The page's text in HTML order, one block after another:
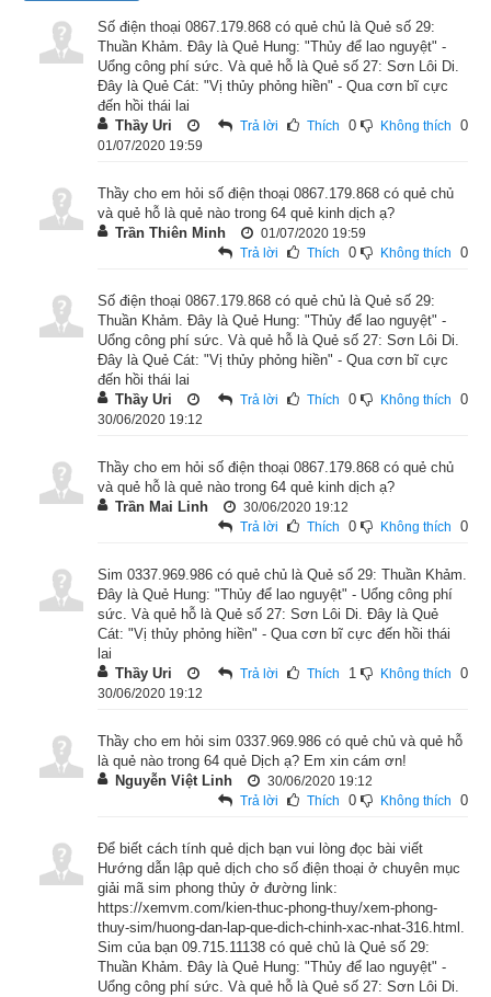
2. Quẻ Thuần Khảm tốt hay xấu?
Giải nghĩa quẻ Thuần Khảm
Khảm hay Nước (水 ). Thượng quái (Ngoại quái) là: ☵ (坎
kan3) Khảm hay Nước (水 ) nên là quẻ “tỷ hòa”. Một hào
dương ở giữa hai hào âm là “hãm”. Dương thực, âm hư; trên
Do đó Khảm là nước, là hãm, là hiểm trở, là mắc kẹt, là gian
nan. Thuần Khảm là hai lần mắc nạn. Nước đều tiến đến là
quẻ Thuần Khảm. Người quân tử theo đó mà giữ đức hạnh,
luyện tập giáo huấn. Dòng nước chảy liên tục không ngừng
nghỉ, vì thế xói mòn được núi non, được vàng đá. Vậy nếu
người không ngừng, thì con đường tiến hóa làm gì có hạn
định. Để xem chi tiết luận giải Tượng quẻ, thoán từ, thoán
truyện quẻ Thuần Khảm mời độc giả xem bài viết “Bật mí ý
Số điện thoại 0867.179.868 có quẻ chủ là Quẻ số 29:
Thuần Khảm. Đây là Quẻ Hung: "Thủy để lao nguyệt" -
Uổng công phí sức. Và quẻ hỗ là Quẻ số 27: Sơn Lôi Di.
Đây là Quẻ Cát: "Vị thủy phỏng hiền" - Qua cơn bĩ cực
đến hồi thái lai
Thầy Uri
Trả lời Thích 0 Không thích 0
01/07/2020 19:59
Thầy cho em hỏi số điện thoại 0867.179.868 có quẻ chủ
và quẻ hỗ là quẻ nào trong 64 quẻ kinh dịch ạ?
Trần Thiên Minh
Trả lời Thích 0 Không thích 0
01/07/2020 19:59
Số điện thoại 0867.179.868 có quẻ chủ là Quẻ số 29:
Thuần Khảm. Đây là Quẻ Hung: "Thủy để lao nguyệt" -
Uổng công phí sức. Và quẻ hỗ là Quẻ số 27: Sơn Lôi Di.
Đây là Quẻ Cát: "Vị thủy phỏng hiền" - Qua cơn bĩ cực
đến hồi thái lai
Thầy Uri
Trả lời Thích 0 Không thích 0
30/06/2020 19:12
Thầy cho em hỏi số điện thoại 0867.179.868 có quẻ chủ
và quẻ hỗ là quẻ nào trong 64 quẻ kinh dịch ạ?
Trần Mai Linh
Trả lời Thích 0 Không thích 0
30/06/2020 19:12
Sim 0337.969.986 có quẻ chủ là Quẻ số 29: Thuần Khảm.
Đây là Quẻ Hung: "Thủy để lao nguyệt" - Uổng công phí
sức. Và quẻ hỗ là Quẻ số 27: Sơn Lôi Di. Đây là Quẻ
Cát: "Vị thủy phỏng hiền" - Qua cơn bĩ cực đến hồi thái
lai
Thầy Uri
Trả lời Thích 1 Không thích 0
30/06/2020 19:12
Thầy cho em hỏi sim 0337.969.986 có quẻ chủ và quẻ hỗ
là quẻ nào trong 64 quẻ Dịch ạ? Em xin cám ơn!
Nguyễn Việt Linh
Trả lời Thích 0 Không thích 0
30/06/2020 19:12
Để biết cách tính quẻ dịch bạn vui lòng đọc bài viết
Hướng dẫn lập quẻ dịch cho số điện thoại ở chuyên mục
giải mã sim phong thủy ở đường link:
https://xemvm.com/kien-thuc-phong-thuy/xem-phong-
thuy-sim/huong-dan-lap-que-dich-chinh-xac-nhat-316.html.
Sim của bạn 09.715.11138 có quẻ chủ là Quẻ số 29:
Thuần Khảm. Đây là Quẻ Hung: "Thủy để lao nguyệt" -
Uổng công phí sức. Và quẻ hỗ là Quẻ số 27: Sơn Lôi Di.